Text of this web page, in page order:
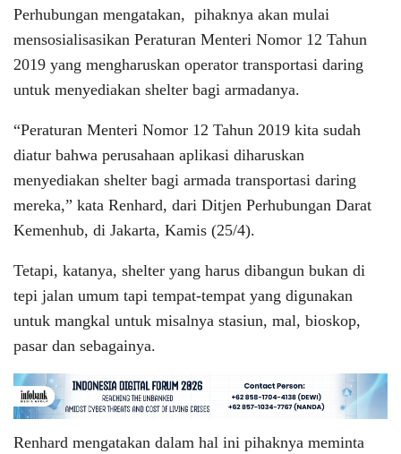
Perhubungan mengatakan, pihaknya akan mulai
mensosialisasikan Peraturan Menteri Nomor 12 Tahun
2019 yang mengharuskan operator transportasi daring
untuk menyediakan shelter bagi armadanya.
“Peraturan Menteri Nomor 12 Tahun 2019 kita sudah
diatur bahwa perusahaan aplikasi diharuskan
menyediakan shelter bagi armada transportasi daring
mereka,” kata Renhard, dari Ditjen Perhubungan Darat
Kemenhub, di Jakarta, Kamis (25/4).
Tetapi, katanya, shelter yang harus dibangun bukan di
tepi jalan umum tapi tempat-tempat yang digunakan
untuk mangkal untuk misalnya stasiun, mal, bioskop,
pasar dan sebagainya.
Renhard mengatakan dalam hal ini pihaknya meminta